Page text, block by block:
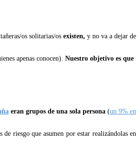
os solitarias/osexisten, y no va a dejar de
apenas conocen). Nuestro objetivo es que
eran grupos de una sola persona(un 9% en
riesgo que asumen por estar realizándolas en